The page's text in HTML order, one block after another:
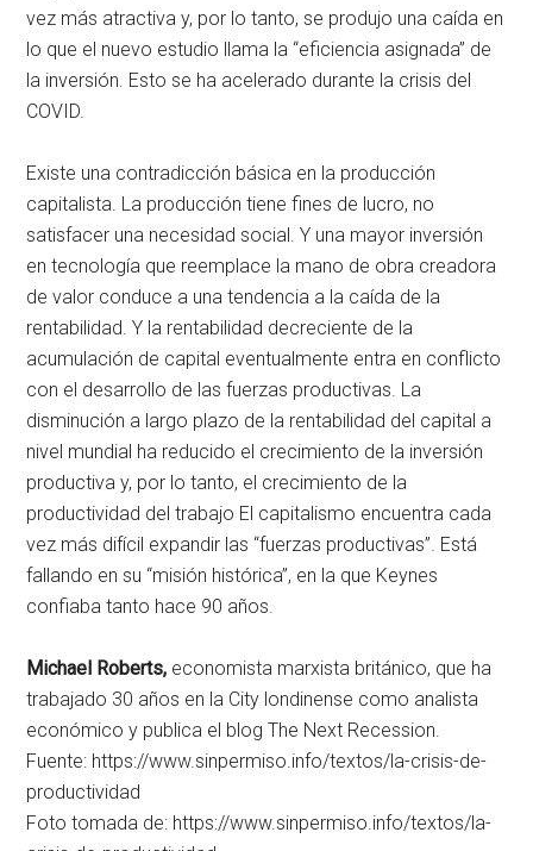
vez más atractiva y, por lo tanto, se produjo una caída en
lo que el nuevo estudio llama la “eficiencia asignada” de
la inversión. Esto se ha acelerado durante la crisis del
COVID.
Existe una contradicción básica en la producción
capitalista. La producción tiene fines de lucro, no
satisfacer una necesidad social. Y una mayor inversión
en tecnología que reemplace la mano de obra creadora
de valor conduce a una tendencia a la caída de la
rentabilidad. Y la rentabilidad decreciente de la
acumulación de capital eventualmente entra en conflicto
con el desarrollo de las fuerzas productivas. La
disminución a largo plazo de la rentabilidad del capital a
nivel mundial ha reducido el crecimiento de la inversión
productiva y, por lo tanto, el crecimiento de la
productividad del trabajo El capitalismo encuentra cada
vez más difícil expandir las “fuerzas productivas”. Está
fallando en su “misión histórica”, ​​en la que Keynes
confiaba tanto hace 90 años.
Michael Roberts, economista marxista británico, que ha
trabajado 30 años en la City londinense como analista
económico y publica el blog The Next Recession.
Fuente: https://www.sinpermiso.info/textos/la-crisis-de-
productividad
Foto tomada de: https://www.sinpermiso.info/textos/la-